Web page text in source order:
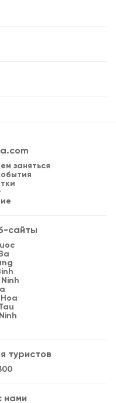
заняться
сайты
туристов
нами